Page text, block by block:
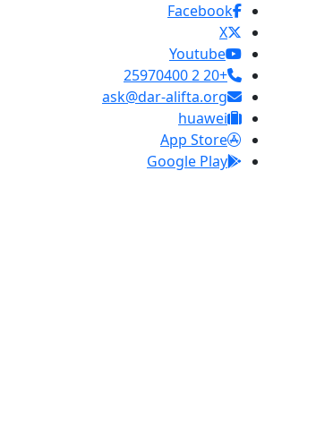
Facebook
X
Youtube
+20 2 25970400
ask@dar-alifta.org
huawei
App Store
Google Play